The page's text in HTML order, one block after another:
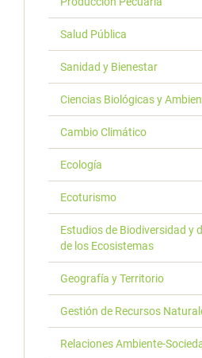
Salud Pública
Sanidad y Bienestar
Ciencias Biológicas y
Cambio Climático
Ecología
Ecoturismo
Estudios de Biodiversidad y
de los Ecosistemas
Geografía y Territorio
Gestión de Recursos
Relaciones Ambiente-